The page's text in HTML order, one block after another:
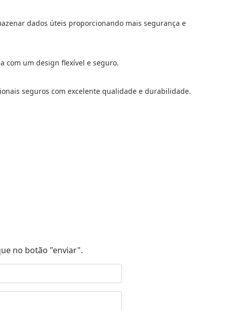
dados úteis proporcionando mais segurança e
com um design flexível e seguro.
seguros com excelente qualidade e durabilidade.
no botão "enviar".